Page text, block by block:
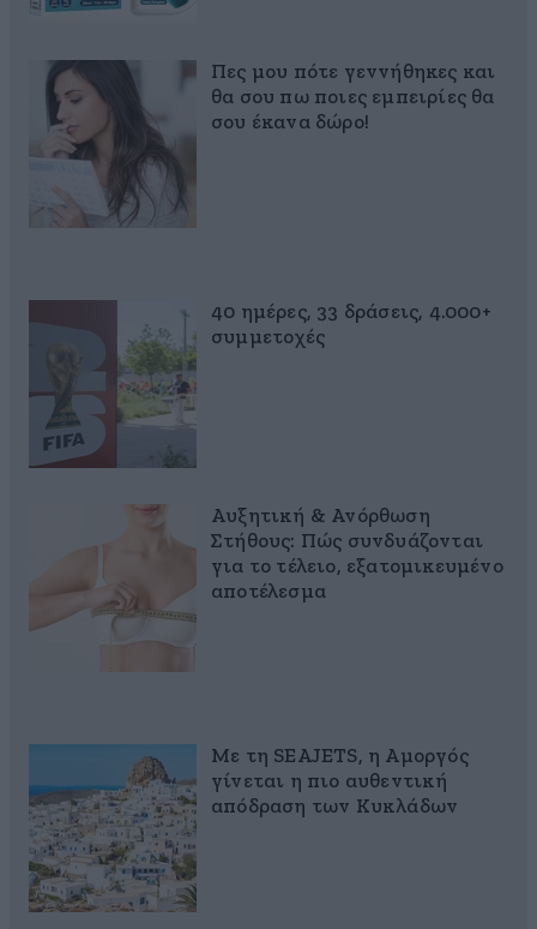
Πες μου πότε γεννήθηκες και
θα σου πω ποιες εμπειρίες θα
σου έκανα δώρο!
40 ημέρες, 33 δράσεις, 4.000+
συμμετοχές
Αυξητική & Ανόρθωση
Στήθους: Πώς συνδυάζονται
για το τέλειο, εξατομικευμένο
αποτέλεσμα
Με τη SEAJETS, η Αμοργός
γίνεται η πιο αυθεντική
απόδραση των Κυκλάδων